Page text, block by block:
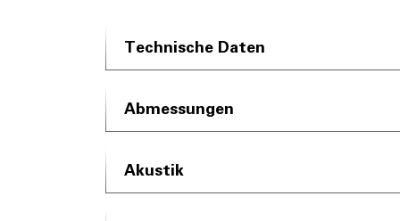
Technische Daten
Abmessungen
Akustik